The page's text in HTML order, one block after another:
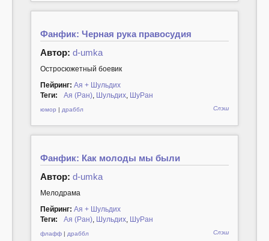
Фанфик: Черная рука правосудия
Автор: d-umka
Остросюжетный боевик
Пейринг: Ая + Шульдих
Теги:
Ая (Ран) Шульдих ШуРан
юмор | драббл Слэш
Фанфик: Как молоды мы были
Автор: d-umka
Мелодрама
Пейринг: Ая + Шульдих
Теги:
Ая (Ран) Шульдих ШуРан
флафф | драббл Слэш